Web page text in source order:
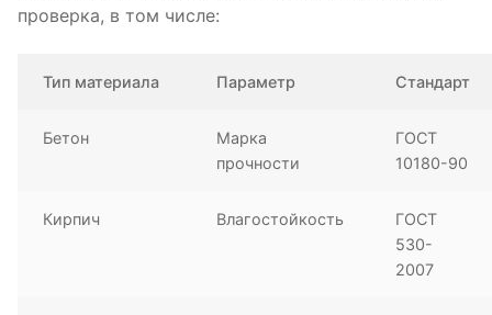
проверка, в том числе:
Тип материала Параметр Стандарт
Бетон
Марка
прочности
ГОСТ
10180-90
Кирпич Влагостойкость
ГОСТ
530-
2007